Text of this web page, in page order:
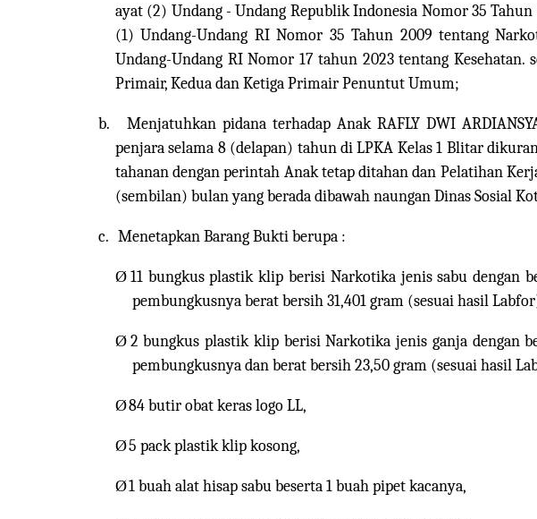
ayat (2) Undang - Undang Republik Indonesia Nomor 35
(1) Undang-Undang RI Nomor 35 Tahun 2009 tentang
Undang-Undang RI Nomor 17 tahun 2023 tentang Kesehatan.
Primair, Kedua dan Ketiga Primair Penuntut Umum;
b.
Menjatuhkan pidana terhadap Anak RAFLY DWI
penjara selama 8 (delapan) tahun di LPKA Kelas 1 Blitar
tahanan dengan perintah Anak tetap ditahan dan Pelatihan
(sembilan) bulan yang berada dibawah naungan Dinas Sosial
c. Menetapkan Barang Bukti berupa :
Ø 11 bungkus plastik klip berisi Narkotika jenis sabu dengan
pembungkusnya berat bersih 31,401 gram (sesuai hasil
Ø 2 bungkus plastik klip berisi Narkotika jenis ganja dengan
pembungkusnya dan berat bersih 23,50 gram (sesuai hasil
Ø84 butir obat keras logo LL,
Ø5 pack plastik klip kosong,
Ø1 buah alat hisap sabu beserta 1 buah pipet kacanya,